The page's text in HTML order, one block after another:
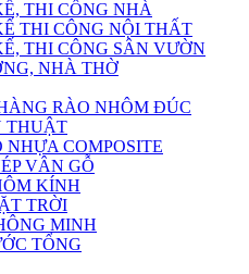
THI CÔNG NHÀ
THI CÔNG NỘI THẤT
THI CÔNG SÂN VƯỜN
NHÀ THỜ
RÀO NHÔM ĐÚC
THUẬT
COMPOSITE
VÂN GỖ
KÍNH
TRỜI
MINH
TỔNG